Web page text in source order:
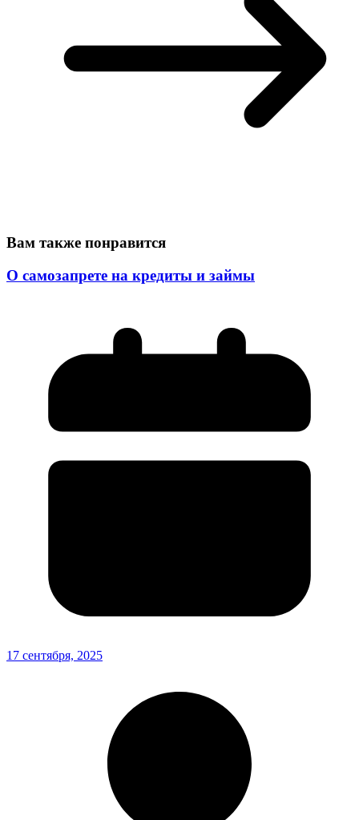
Вам также понравится
О самозапрете на кредиты и займы
17 сентября, 2025